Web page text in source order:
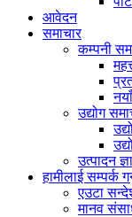
आवेदन
समाचार
कम्पनी
उद्योग
उत्पादन
हामीलाई सम्पर्क
एउटा
मानव